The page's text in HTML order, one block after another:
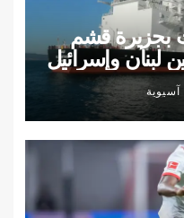
بجزيرة قشم
لبنان وإسرائيل